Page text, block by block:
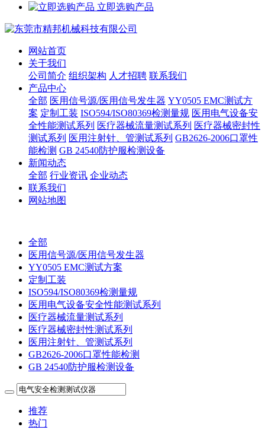
立即选购产品
网站首页
关于我们
公司简介 组织架构 人才招聘 联系我们
产品中心
全部 医用信号源/医用信号发生器 YY0505 EMC测试方
案 定制工装 ISO594/ISO80369检测量规 医用电气设备安
全性能测试系列 医疗器械流量测试系列 医疗器械密封性
测试系列 医用注射针、管测试系列 GB2626-2006口罩性
能检测 GB 24540防护服检测设备
新闻动态
全部 行业资讯 企业动态
联系我们
网站地图
全部
医用信号源/医用信号发生器
YY0505 EMC测试方案
定制工装
ISO594/ISO80369检测量规
医用电气设备安全性能测试系列
医疗器械流量测试系列
医疗器械密封性测试系列
医用注射针、管测试系列
GB2626-2006口罩性能检测
GB 24540防护服检测设备
推荐
热门